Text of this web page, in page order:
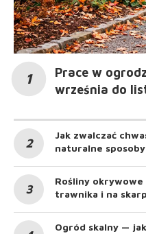
Prace w
września do
Jak zwalczać
naturalne sposoby
Rośliny
trawnika i na
Ogród skalny —